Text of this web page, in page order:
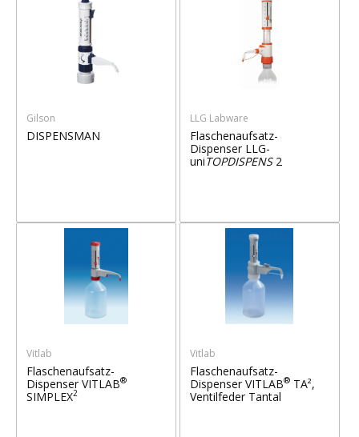
Gilson
DISPENSMAN
LLG Labware
Flaschenaufsatz-
Dispenser LLG-
uniTOPDISPENS2
Vitlab
Flaschenaufsatz-
Dispenser VITLAB®
SIMPLEX2
Vitlab
Flaschenaufsatz-
Dispenser VITLAB®TA²,
Ventilfeder Tantal